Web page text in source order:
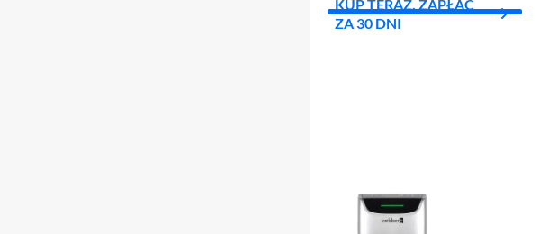
KUP TERAZ, ZAPŁAĆ
ZA 30 DNI